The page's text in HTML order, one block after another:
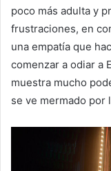
poco más adulta y
frustraciones, en
una empatía que
comenzar a odiar a
muestra mucho
se ve mermado por